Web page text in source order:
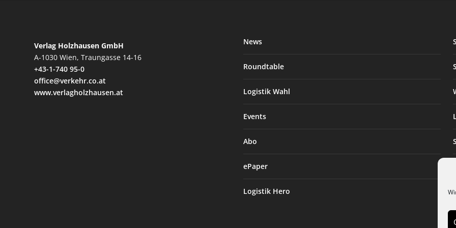
Verlag Holzhausen GmbH
A-1030 Wien, Traungasse 14-16
+43-1-740 95-0
office@verkehr.co.at
www.verlagholzhausen.at
News
Roundtable
Logistik Wahl
Events
Abo
ePaper
Logistik Hero